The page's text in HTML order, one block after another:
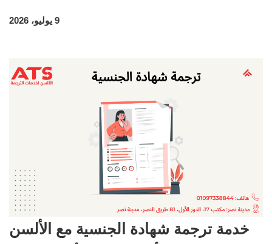
9 يوليو، 2026
خدمة ترجمة شهادة الجنسية مع الألسن